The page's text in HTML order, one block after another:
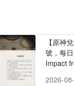
【原神
號，每
Impact
2026-